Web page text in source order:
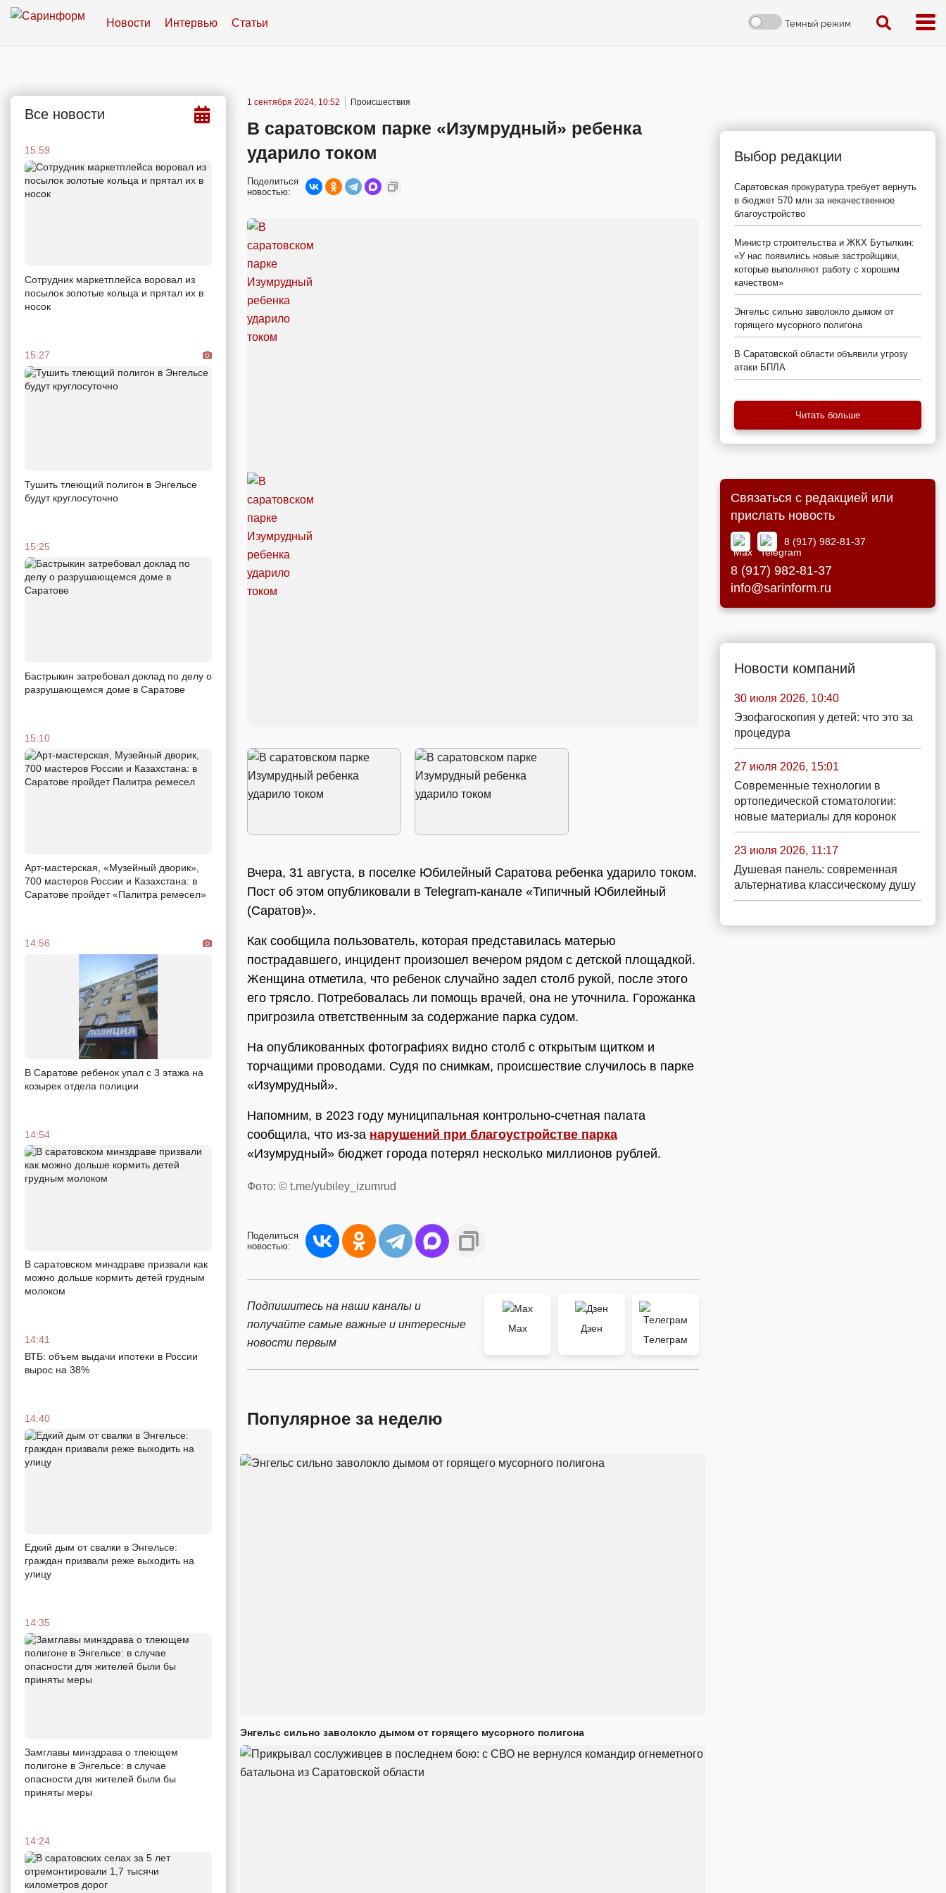
Новости Интервью Статьи Темный режим
Все новости
15:59
Сотрудник маркетплейса воровал из
посылок золотые кольца и прятал их в
носок
15:27
Тушить тлеющий полигон в Энгельсе
будут круглосуточно
15:25
Бастрыкин затребовал доклад по делу о
разрушающемся доме в Саратове
15:10
Арт-мастерская, «Музейный дворик»,
700 мастеров России и Казахстана: в
Саратове пройдет «Палитра ремесел»
14:56
В Саратове ребенок упал с 3 этажа на
козырек отдела полиции
14:54
В саратовском минздраве призвали как
можно дольше кормить детей грудным
молоком
14:41
ВТБ: объем выдачи ипотеки в России
вырос на 38%
14:40
Едкий дым от свалки в Энгельсе:
граждан призвали реже выходить на
улицу
14:35
Замглавы минздрава о тлеющем
полигоне в Энгельсе: в случае
опасности для жителей были бы
приняты меры
14:24
1 сентября 2024, 10:52 Происшествия
В саратовском парке «Изумрудный» ребенка
ударило током
Поделиться
новостью:
Вчера, 31 августа, в поселке Юбилейный Саратова ребенка ударило током.
Пост об этом опубликовали в Telegram-канале «Типичный Юбилейный
(Саратов)».
Как сообщила пользователь, которая представилась матерью
пострадавшего, инцидент произошел вечером рядом с детской площадкой.
Женщина отметила, что ребенок случайно задел столб рукой, после этого
его трясло. Потребовалась ли помощь врачей, она не уточнила. Горожанка
пригрозила ответственным за содержание парка судом.
На опубликованных фотографиях видно столб с открытым щитком и
торчащими проводами. Судя по снимкам, происшествие случилось в парке
«Изумрудный».
Напомним, в 2023 году муниципальная контрольно-счетная палата
сообщила, что из-за нарушений при благоустройстве парка
«Изумрудный» бюджет города потерял несколько миллионов рублей.
Фото: © t.me/yubiley_izumrud
Поделиться
новостью:
Подпишитесь на наши каналы и
получайте самые важные и интересные
новости первым
Max
Дзен
Телеграм
Популярное за неделю
Энгельс сильно заволокло дымом от горящего мусорного полигона
Выбор редакции
Саратовская прокуратура требует вернуть
в бюджет 570 млн за некачественное
благоустройство
Министр строительства и ЖКХ Бутылкин:
«У нас появились новые застройщики,
которые выполняют работу с хорошим
качеством»
Энгельс сильно заволокло дымом от
горящего мусорного полигона
В Саратовской области объявили угрозу
атаки БПЛА
Читать больше
Связаться с редакцией или
прислать новость
8 (917) 982-81-37
8 (917) 982-81-37
info@sarinform.ru
Новости компаний
30 июля 2026, 10:40
Эзофагоскопия у детей: что это за
процедура
27 июля 2026, 15:01
Современные технологии в
ортопедической стоматологии:
новые материалы для коронок
23 июля 2026, 11:17
Душевая панель: современная
альтернатива классическому душу